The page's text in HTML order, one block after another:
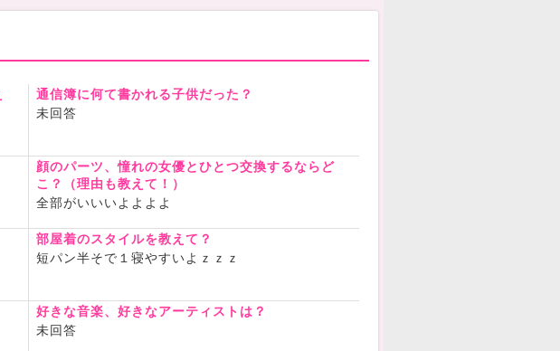
通信簿に何て書かれる子供だった？
未回答
顔のパーツ、憧れの女優とひとつ交換するならど
こ？（理由も教えて！）
全部がいいいよよよよ
部屋着のスタイルを教えて？
短パン半そで１寝やすいよｚｚｚ
好きな音楽、好きなアーティストは？
未回答